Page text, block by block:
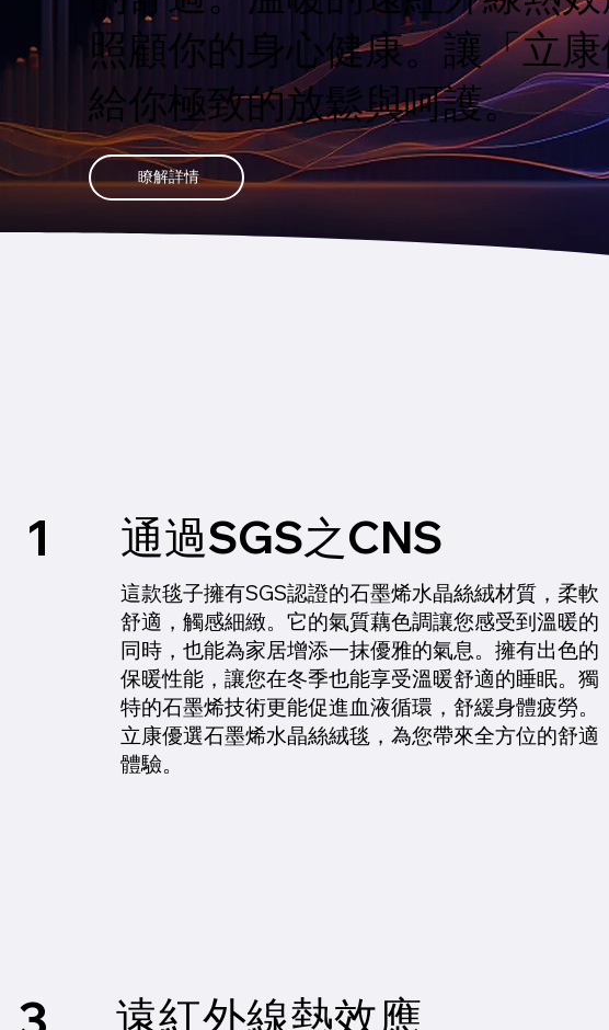
瞭解詳情
照顧你的身心健康。讓「立
給你極致的放鬆與呵護。
1 通過SGS之CNS
這款毯子擁有SGS認證的石墨烯水晶絲絨材質，柔軟
舒適，觸感細緻。它的氣質藕色調讓您感受到溫暖的
同時，也能為家居增添一抹優雅的氣息。擁有出色的
保暖性能，讓您在冬季也能享受溫暖舒適的睡眠。獨
特的石墨烯技術更能促進血液循環，舒緩身體疲勞。
立康優選石墨烯水晶絲絨毯，為您帶來全方位的舒適
體驗。
遠紅外線熱效應